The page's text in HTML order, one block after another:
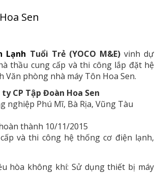
Sen
Lạnh Tuổi Trẻ (YOCO M&E)vinh dự
thầu cung cấp và thi công lắp đặt hệ
Văn phòng nhà máy Tôn Hoa Sen.
ty CP Tập Đoàn Hoa Sen
nghiệp Phú Mĩ, Bà Rịa, Vũng Tàu
thành 10/11/2015
và thi công hệ thống cơ điện lạnh,
hòa không khí: Sử dụng thiết bị máy